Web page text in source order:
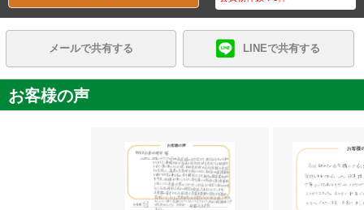
メールで共有する LINEで共有する
お客様の声